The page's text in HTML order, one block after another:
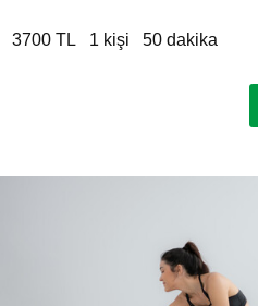
3700 TL 1 kişi 50 dakika